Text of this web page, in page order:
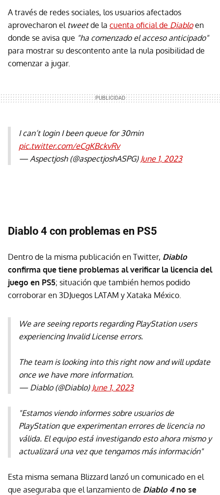
A través de redes sociales, los usuarios afectados
aprovecharon el tweetde la cuenta oficial de Diabloen
donde se avisa que "ha comenzado el acceso anticipado"
para mostrar su descontento ante la nula posibilidad de
comenzar a jugar.
I can’t login I been queue for 30min
pic.twitter.com/eCgKBckvRv
— Aspectjosh (@aspectjoshASPG) June 1, 2023
Diablo 4 con problemas en PS5
Dentro de la misma publicación en Twitter, Diablo
confirma que tiene problemas al verificar la licencia del
juego en PS5; situación que también hemos podido
corroborar en 3DJuegos LATAM y Xataka México.
We are seeing reports regarding PlayStation users
experiencing Invalid License errors.
The team is looking into this right now and will update
once we have more information.
— Diablo (@Diablo) June 1, 2023
"Estamos viendo informes sobre usuarios de
PlayStation que experimentan errores de licencia no
válida. El equipo está investigando esto ahora mismo y
actualizará una vez que tengamos más información"
Esta misma semana Blizzard lanzó un comunicado en el
que aseguraba que el lanzamiento de Diablo 4no se